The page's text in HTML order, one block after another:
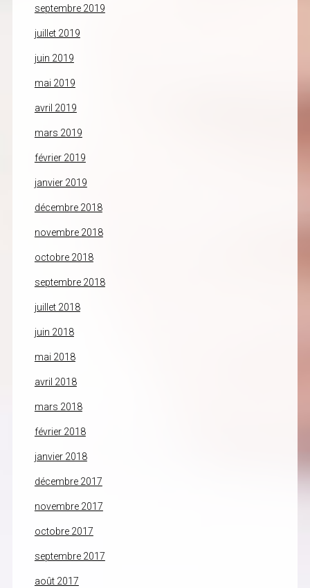
septembre 2019
juillet 2019
juin 2019
mai 2019
avril 2019
mars 2019
février 2019
janvier 2019
décembre 2018
novembre 2018
octobre 2018
septembre 2018
juillet 2018
juin 2018
mai 2018
avril 2018
mars 2018
février 2018
janvier 2018
décembre 2017
novembre 2017
octobre 2017
septembre 2017
août 2017